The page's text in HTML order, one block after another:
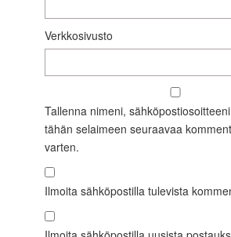
Verkkosivusto
Tallenna nimeni,
tähän selaimeen seuraavaa
varten.
Ilmoita sähköpostilla tulevista